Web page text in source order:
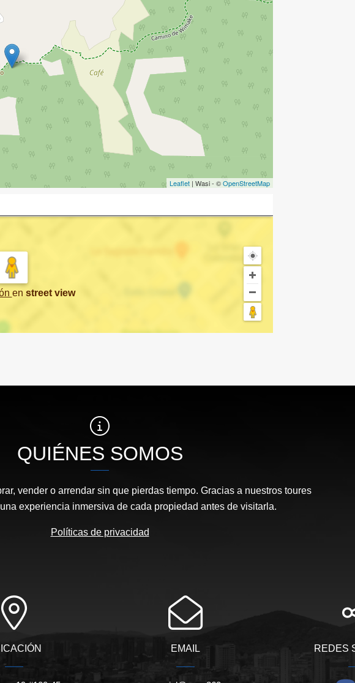
Leaflet | Wasi - ©OpenStreetMap
en street view
QUIÉNES SOMOS
vender o arrendar sin que pierdas tiempo. Gracias a nuestros toures
experiencia inmersiva de cada propiedad antes de visitarla.
Políticas de privacidad
EMAIL REDES